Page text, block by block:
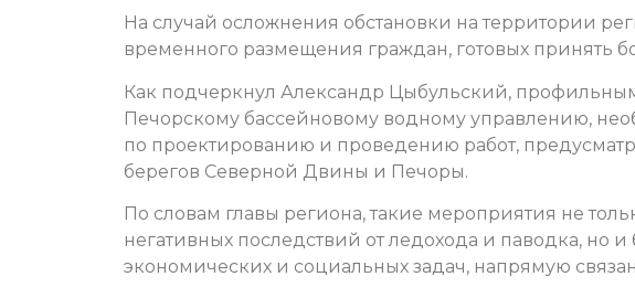
На случай осложнения обстановки на территории
временного размещения граждан, готовых принять
Как подчеркнул Александр Цыбульский,
Печорскому бассейновому водному управлению,
по проектированию и проведению работ,
берегов Северной Двины и Печоры.
По словам главы региона, такие мероприятия не
негативных последствий от ледохода и паводка, но
экономических и социальных задач, напрямую